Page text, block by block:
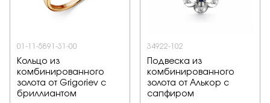
01-11-5891-31-00
Кольцо из
комбинированного
золота от Grigoriev с
бриллиантом
34922-102
Подвеска из
комбинированного
золота от Алькор с
сапфиром